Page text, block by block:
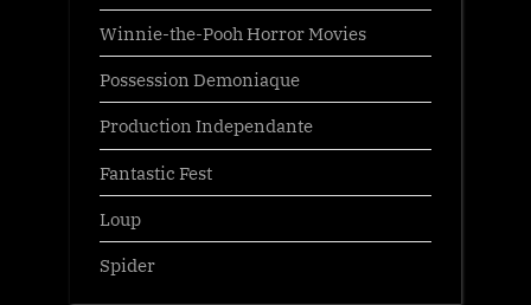
Winnie-the-Pooh Horror Movies
Possession Demoniaque
Production Independante
Fantastic Fest
Loup
Spider